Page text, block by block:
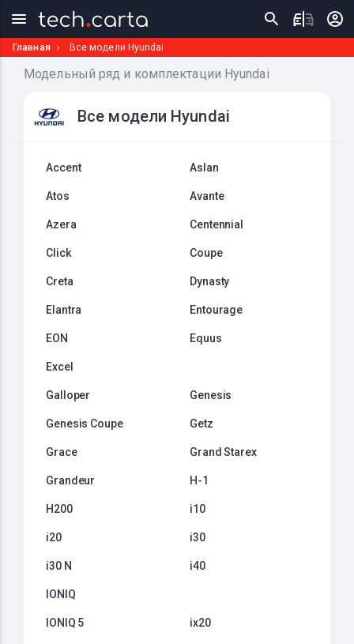
Главная Все модели Hyundai
Модельный ряд и комплектации Hyundai
Все модели Hyundai
Accent Aslan
Atos Avante
Azera Centennial
Click Coupe
Creta Dynasty
Elantra Entourage
EON Equus
Excel
Galloper Genesis
Genesis Coupe Getz
Grace Grand Starex
Grandeur H-1
H200 i10
i20 i30
i30 N i40
IONIQ
IONIQ 5 ix20